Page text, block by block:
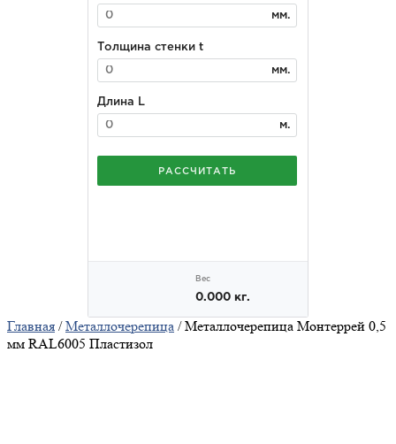
Главная /Металлочерепица / Металлочерепица Монтеррей 0,5
мм RAL6005 Пластизол